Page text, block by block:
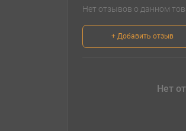
Нет отзывов о данном
+ Добавить отзыв
Нет